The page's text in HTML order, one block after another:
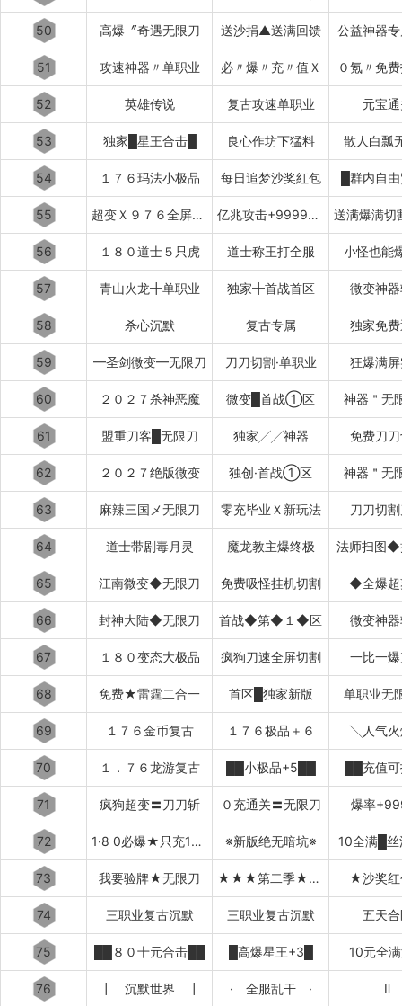
50 高爆〞奇遇无限刀 送沙捐▲送满回馈 公益神器
51 攻速神器〃单职业 必〃爆〃充〃值Ｘ ０氪〃免
52 英雄传说 复古攻速单职业 元宝
53 独家█星王合击█ 良心作坊下猛料 散人白瓢
54 １７６玛法小极品 每日追梦沙奖紅包 █群内自
55 超变Ｘ９７６全屏乱炸神技 亿兆攻击+999999%吸血专属
56 １８０道士５只虎 道士称王打全服 小怪也能
57 青山火龙╋单职业 独家╋首战首区 微变神
58 杀心沉默 复古专属 独家免
59 ━圣剑微变━无限刀 刀刀切割·单职业 狂爆满
60 ２０２７杀神恶魔 微变█首战①区 神器＂无
61 盟重刀客█无限刀 独家╱╱神器 免费刀
62 ２０２７绝版微变 独创·首战①区 神器＂无
63 麻辣三国メ无限刀 零充毕业Ｘ新玩法 刀刀切
64 道士带剧毒月灵 魔龙教主爆终极 法师扫图◆
65 江南微变◆无限刀 免费吸怪挂机切割 ◆全爆
66 封神大陆◆无限刀 首战◆第◆１◆区 微变神
67 １８０变态大极品 疯狗刀速全屏切割 一比一
68 免费★雷霆二合一 首区█独家新版 单职业无
69 １７６金币复古 １７６极品＋６ ╲人气
70 １．７６龙游复古 ██小极品+5██ ██充值
71 疯狗超变〓刀刀斩 ０充通关〓无限刀 爆率
72 1·8 0必爆★只充10元 ※新版绝无暗坑※ 10全满█丝
73 我要验牌★无限刀 ★★★第二季★★★ ★沙奖
74 三职业复古沉默 三职业复古沉默 五天
75 ██８０十元合击██ █高爆星王+3█ 10元全
76 ┃ 沉默世界 ┃ · 全服乱干 · Ⅱ